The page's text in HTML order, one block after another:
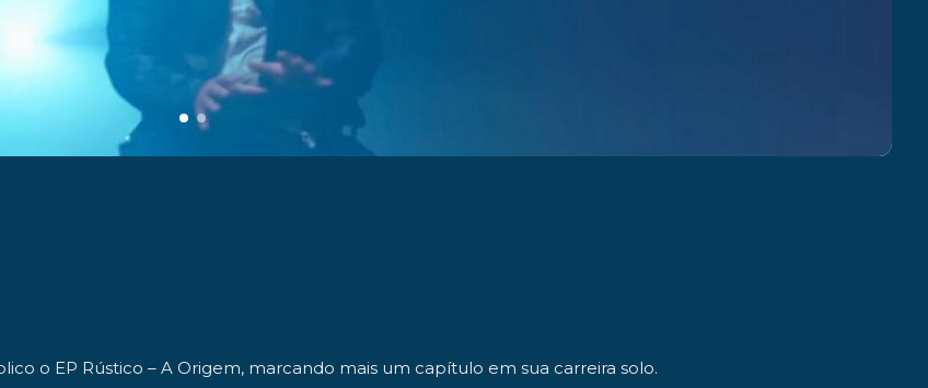
o EP Rústico – A Origem, marcando mais um capítulo em sua carreira solo.